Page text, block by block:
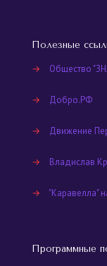
Полезные
→ Общество
→ Добро.РФ
→ Движение
→ Владислав
→ "Каравелла"
Программные